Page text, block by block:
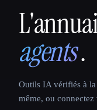
That AI
agents.
Outils IA vérifiés à la
même, ou